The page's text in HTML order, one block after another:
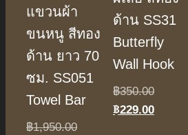
แขวนผ้า
ขนหนู สีทอง
ด้าน ยาว 70
ซม. SS051
Towel Bar
฿1,950.00Original
ด้าน SS31
Butterfly
Wall Hook
฿350.00Original
price
฿229.00Current